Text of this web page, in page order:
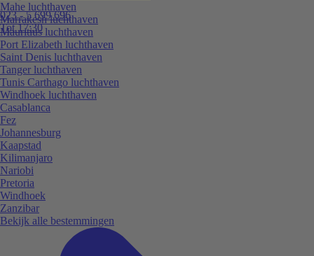
023 - 5 699 696
Tot 17:30
Mahe luchthaven
Marrakesh luchthaven
Mauritius luchthaven
Port Elizabeth luchthaven
Saint Denis luchthaven
Tanger luchthaven
Tunis Carthago luchthaven
Windhoek luchthaven
Casablanca
Fez
Johannesburg
Kaapstad
Kilimanjaro
Nariobi
Pretoria
Windhoek
Zanzibar
Bekijk alle bestemmingen